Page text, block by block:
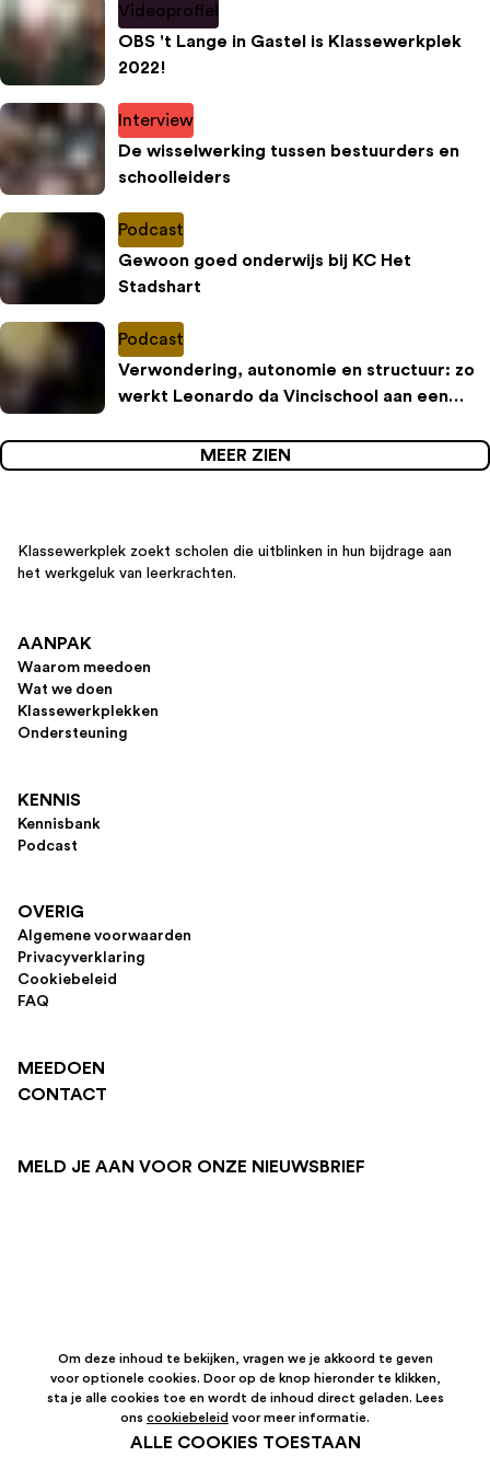
Videoprofiel
OBS 't Lange in Gastel is Klassewerkplek
2022!
Interview
De wisselwerking tussen bestuurders en
schoolleiders
Podcast
Gewoon goed onderwijs bij KC Het
Stadshart
Podcast
Verwondering, autonomie en structuur: zo
werkt Leonardo da Vincischool aan een
MEER ZIEN
Klassewerkplek zoekt scholen die uitblinken in hun bijdrage aan
het werkgeluk van leerkrachten.
AANPAK
Waarom meedoen
Wat we doen
Klassewerkplekken
Ondersteuning
KENNIS
Kennisbank
Podcast
OVERIG
Algemene voorwaarden
Privacyverklaring
Cookiebeleid
FAQ
MEEDOEN
CONTACT
MELD JE AAN VOOR ONZE NIEUWSBRIEF
Om deze inhoud te bekijken, vragen we je akkoord te geven
voor optionele cookies. Door op de knop hieronder te klikken,
sta je alle cookies toe en wordt de inhoud direct geladen. Lees
ons cookiebeleid voor meer informatie.
ALLE COOKIES TOESTAAN